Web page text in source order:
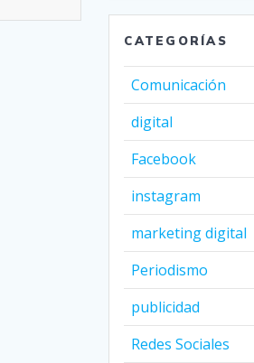
CATEGORÍAS
Comunicación
digital
Facebook
instagram
marketing digital
Periodismo
publicidad
Redes Sociales